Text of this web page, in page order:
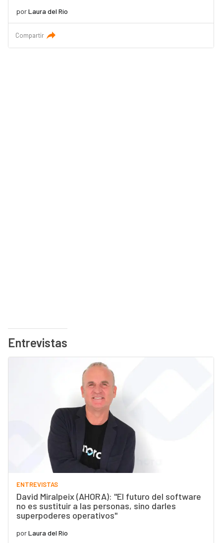
porLaura del Río
Compartir
Entrevistas
ENTREVISTAS
David Miralpeix (AHORA): "El futuro del software
no es sustituir a las personas, sino darles
superpoderes operativos"
porLaura del Río